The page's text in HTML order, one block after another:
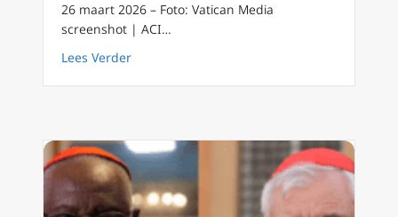
26 maart 2026 – Foto: Vatican Media
screenshot | ACI…
Lees Verderabout Paus dringt aan op liturgische